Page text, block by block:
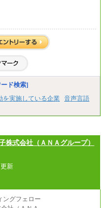
働時間外に勤務をした場
に変更はございません。
通＞
変更はありません。
ド検索]
を実施している企業
音声言語
株式会社（ＡＮＡグループ）
更新